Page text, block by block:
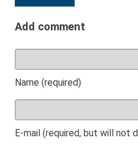
Add comment
Name (required)
E-mail (required, but will not